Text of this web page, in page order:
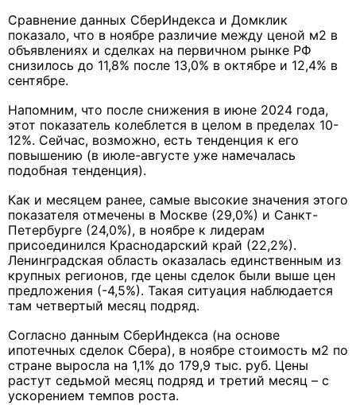
Сравнение данных СберИндекса и Домклик
показало, что в ноябре различие между ценой м2 в
объявлениях и сделках на первичном рынке РФ
снизилось до 11,8% после 13,0% в октябре и 12,4% в
сентябре.
Напомним, что после снижения в июне 2024 года,
этот показатель колеблется в целом в пределах 10-
12%. Сейчас, возможно, есть тенденция к его
повышению (в июле-августе уже намечалась
подобная тенденция).
Как и месяцем ранее, самые высокие значения этого
показателя отмечены в Москве (29,0%) и Санкт-
Петербурге (24,0%), в ноябре к лидерам
присоединился Краснодарский край (22,2%).
Ленинградская область оказалась единственным из
крупных регионов, где цены сделок были выше цен
предложения (-4,5%). Такая ситуация наблюдается
там четвертый месяц подряд.
Согласно данным СберИндекса (на основе
ипотечных сделок Сбера), в ноябре стоимость м2 по
стране выросла на 1,1% до 179,9 тыс. руб. Цены
растут седьмой месяц подряд и третий месяц – с
ускорением темпов роста.